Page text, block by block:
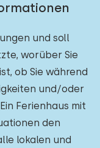
und soll
worüber Sie
ob Sie während
und/oder
Ferienhaus mit
den
lokalen und